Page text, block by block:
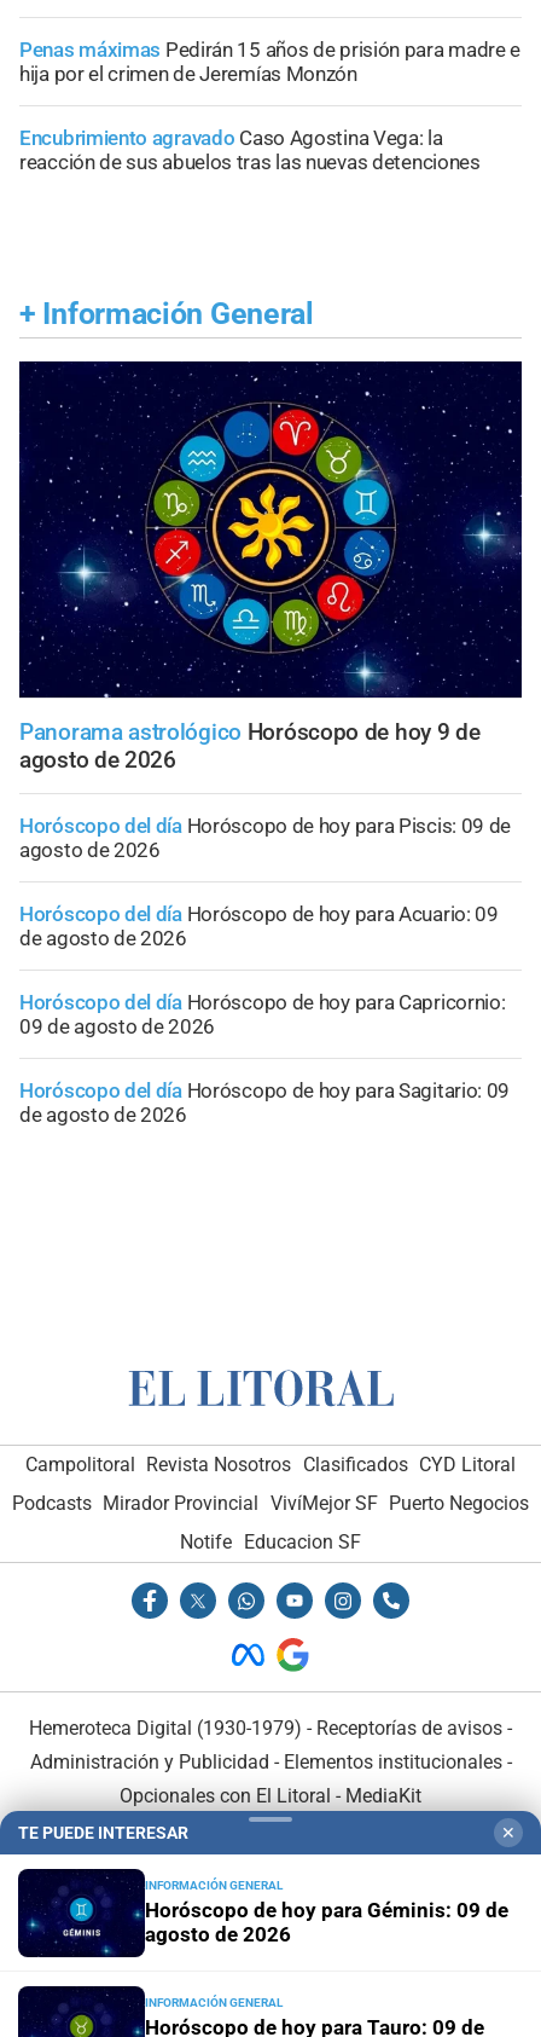
Penas máximas Pedirán 15 años de prisión para madre e
hija por el crimen de Jeremías Monzón
Encubrimiento agravado Caso Agostina Vega: la
reacción de sus abuelos tras las nuevas detenciones
+ Información General
Panorama astrológico Horóscopo de hoy 9 de
agosto de 2026
Horóscopo del día Horóscopo de hoy para Piscis: 09 de
agosto de 2026
Horóscopo del día Horóscopo de hoy para Acuario: 09
de agosto de 2026
Horóscopo del día Horóscopo de hoy para Capricornio:
09 de agosto de 2026
Horóscopo del día Horóscopo de hoy para Sagitario: 09
de agosto de 2026
Campolitoral Revista Nosotros Clasificados CYD Litoral
Podcasts Mirador Provincial VivíMejor SF Puerto Negocios
Notife Educacion SF
Hemeroteca Digital (1930-1979) - Receptorías de avisos -
Administración y Publicidad - Elementos institucionales-
Opcionales con El Litoral - MediaKit
En Asociación con:
TE PUEDE INTERESAR ✕
INFORMACIÓN GENERAL
Horóscopo de hoy para Géminis: 09 de
agosto de 2026
INFORMACIÓN GENERAL
Horóscopo de hoy para Tauro: 09 de